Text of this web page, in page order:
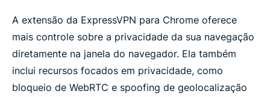
A extensão da ExpressVPN para Chrome oferece
mais controle sobre a privacidade da sua navegação
diretamente na janela do navegador. Ela também
inclui recursos focados em privacidade, como
bloqueio de WebRTC e spoofing de geolocalização